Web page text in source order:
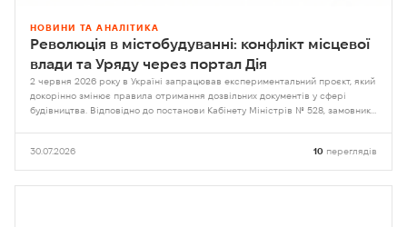
НОВИНИ ТА АНАЛІТИКА
Революція в містобудуванні: конфлікт місцевої
влади та Уряду через портал Дія
2 червня 2026 року в Україні запрацював експериментальний проєкт, який
докорінно змінює правила отримання дозвільних документів у сфері
будівництва. Відповідно до постанови Кабінету Міністрів № 528, замовники
30.07.2026 10 переглядів